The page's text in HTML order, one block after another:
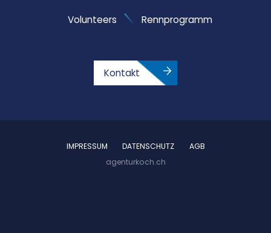
Volunteers Rennprogramm
Kontakt
IMPRESSUM DATENSCHUTZ
AGB
agenturkoch.ch